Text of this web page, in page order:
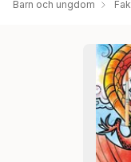
Barn och ungdom